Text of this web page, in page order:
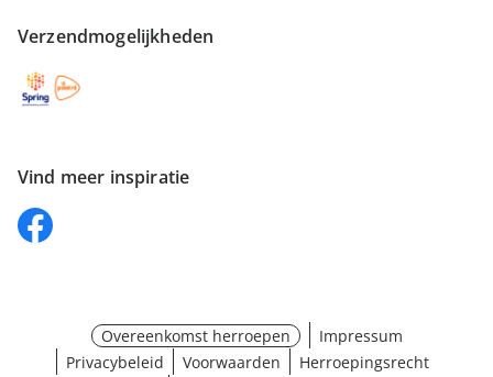
Verzendmogelijkheden
Vind meer inspiratie
Overeenkomst herroepen
Impressum
Privacybeleid
Voorwaarden
Herroepingsrecht